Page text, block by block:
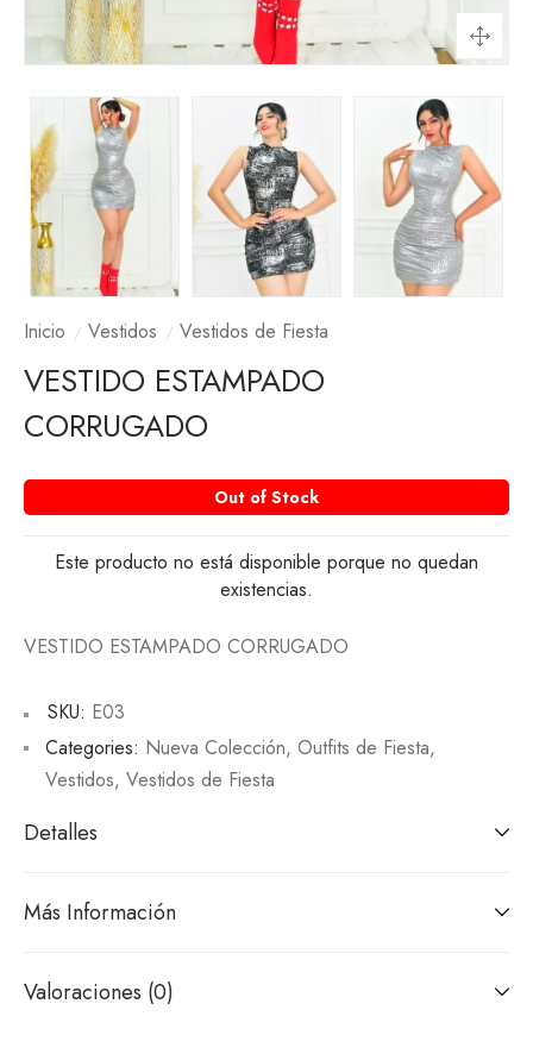
Inicio Vestidos Vestidos de Fiesta
VESTIDO ESTAMPADO
CORRUGADO
Out of Stock
Este producto no está disponible porque no quedan
existencias.
VESTIDO ESTAMPADO CORRUGADO
SKU: E03
Categories: Nueva Colección, Outfits de Fiesta,
Vestidos, Vestidos de Fiesta
Detalles
Más Información
Valoraciones (0)